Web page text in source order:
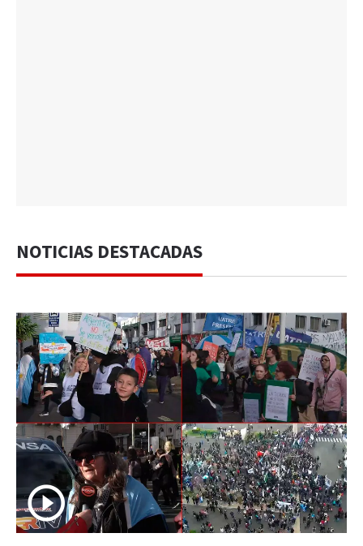
NOTICIAS DESTACADAS